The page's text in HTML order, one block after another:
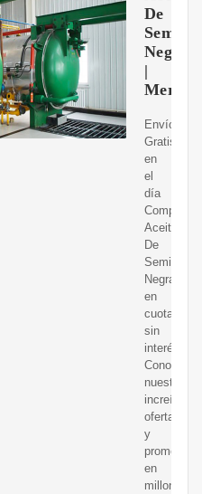
De
Semilla
Negra
|
Envíos
Gratis
en
el
día
Compre
Aceite
De
Semilla
Negra
en
cuotas
sin
interés!
Conozca
nuestras
increíbles
ofertas
y
en
millones